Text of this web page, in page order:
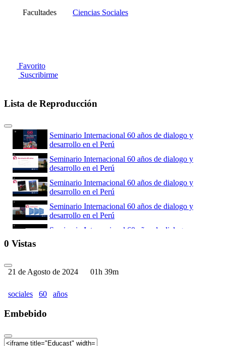
Facultades Ciencias Sociales
Favorito
Suscribirme
Lista de Reproducción
Seminario Internacional 60 años de dialogo y
desarrollo en el Perú
Seminario Internacional 60 años de dialogo y
desarrollo en el Perú
Seminario Internacional 60 años de dialogo y
desarrollo en el Perú
Seminario Internacional 60 años de dialogo y
desarrollo en el Perú
Seminario Internacional 60 años de dialogo y
Seminario Internacional 60 años de dialogo y
0 Vistas
21 de Agosto de 2024 01h 39m
sociales 60 años
Embebido